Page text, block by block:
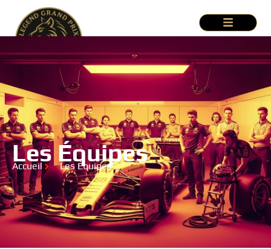
Les Équipes
Accueil Les Équipes